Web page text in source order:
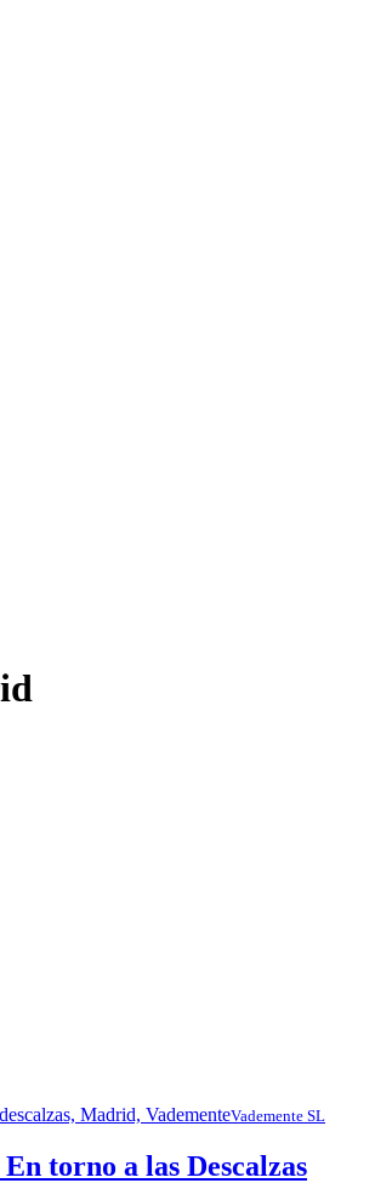
Vademente SL
torno a las Descalzas